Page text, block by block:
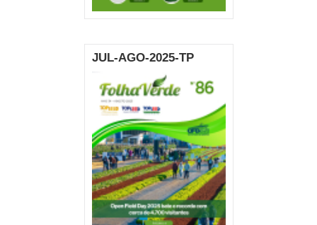
JUL-AGO-2025-TP